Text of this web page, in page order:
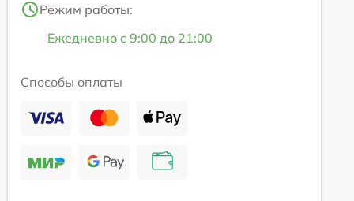
Режим работы:
Ежедневно с 9:00 до 21:00
Способы оплаты